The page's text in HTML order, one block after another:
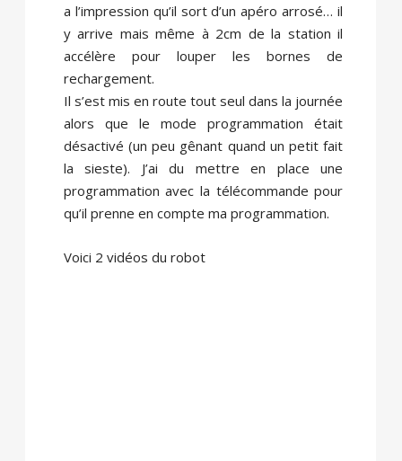
a l’impression qu’il sort d’un apéro arrosé… il
y arrive mais même à 2cm de la station il
accélère pour louper les bornes de
rechargement.
Il s’est mis en route tout seul dans la journée
alors que le mode programmation était
désactivé (un peu gênant quand un petit fait
la sieste). J’ai du mettre en place une
programmation avec la télécommande pour
qu’il prenne en compte ma programmation.
Voici 2 vidéos du robot